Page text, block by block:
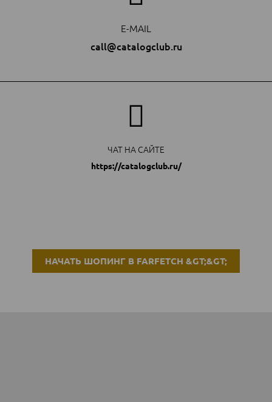
E-MAIL
call@catalogclub.ru
ЧАТ НА САЙТЕ
https://catalogclub.ru/
НАЧАТЬ ШОПИНГ В FARFETCH &GT;&GT;